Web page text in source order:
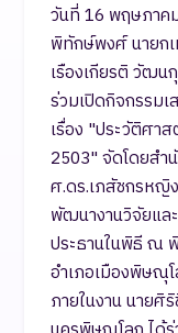
วันที่ 16 พฤษภาค
พิทักษ์พงศ์ นายก
เรืองเกียรติ วัฒ
ร่วมเปิดกิจกรรมเ
เรื่อง "ประวัติศา
2503" จัดโดยสำ
ศ.ดร.เภสัชกรหญิ
พัฒนางานวิจัยแล
ประธานในพิธี ณ
อำเภอเมืองพิษณุ
ภายในงาน นาย